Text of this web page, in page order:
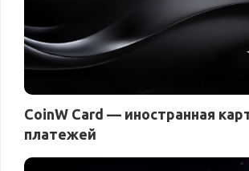
CoinW Card — иностранная
платежей